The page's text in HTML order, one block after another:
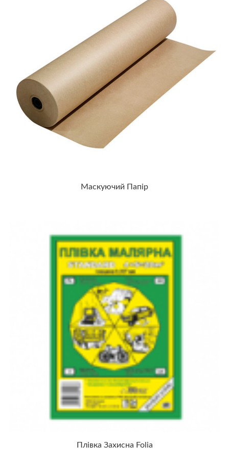
Маскуючий Папір
Плівка Захисна Folia